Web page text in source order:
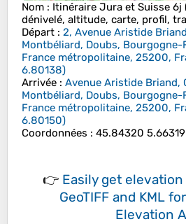
Nom : Itinéraire Jura et Suisse 6j
dénivelé, altitude, carte, profil,
Départ : 2, Avenue Aristide
Montbéliard, Doubs, Bourgogne-
France métropolitaine, 25200,
6.80138)
Arrivée : Avenue Aristide Briand,
Montbéliard, Doubs, Bourgogne-
France métropolitaine, 25200,
6.80150)
Coordonnées : 45.84320
👉 Easily get elevation
GeoTIFF and KML
Elevation